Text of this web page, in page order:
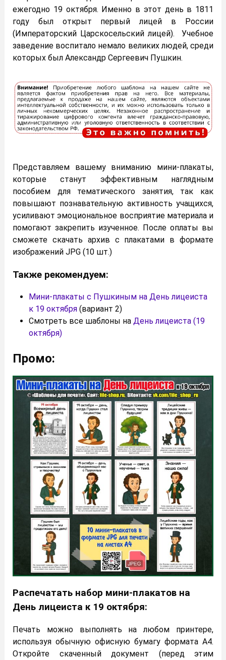
ежегодно 19 октября. Именно в этот день в 1811
году был открыт первый лицей в России
(Императорский Царскосельский лицей). Учебное
заведение воспитало немало великих людей, среди
которых был Александр Сергеевич Пушкин.
Представляем вашему вниманию мини-плакаты,
которые станут эффективным наглядным
пособием для тематического занятия, так как
повышают познавательную активность учащихся,
усиливают эмоциональное восприятие материала и
помогают закрепить изученное. После оплаты вы
сможете скачать архив с плакатами в формате
изображений JPG (10 шт.)
Также рекомендуем:
Мини-плакаты с Пушкиным на День лицеиста
к 19 октября (вариант 2)
Смотреть все шаблоны на День лицеиста (19
октября)
Промо:
Распечатать набор мини-плакатов на
День лицеиста к 19 октября:
Печать можно выполнять на любом принтере,
используя обычную офисную бумагу формата А4.
Откройте скаченный документ (перед этим